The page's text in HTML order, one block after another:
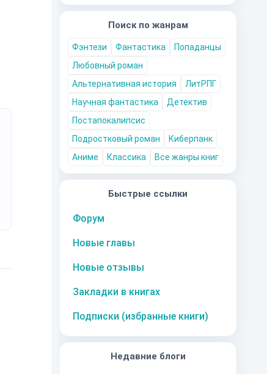
Поиск по жанрам
Фэнтези Фантастика
Попаданцы
Любовный роман
Альтернативная история
ЛитРПГ
Научная фантастика
Детектив
Постапокалипсис
Подростковый роман
Киберпанк
Аниме
Классика Все жанры книг
Быстрые ссылки
Форум
Новые главы
Новые отзывы
Закладки в книгах
Подписки (избранные книги)
Недавние блоги